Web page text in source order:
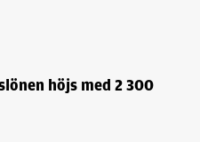
höjs med 2 300